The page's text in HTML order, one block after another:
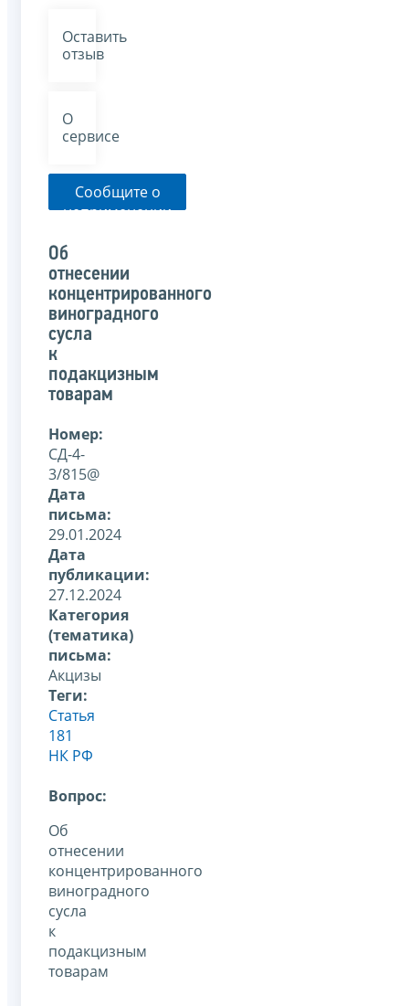
Оставить
отзыв
О
сервисе
Сообщите о
неприменении
указанного
письма
Об
отнесении
концентрированного
виноградного
сусла
к
подакцизным
товарам
Номер:
СД-4-
3/815@
Дата
письма:
29.01.2024
Дата
публикации:
27.12.2024
Категория
(тематика)
письма:
Акцизы
Теги:
Статья
181
НК РФ
Вопрос:
Об
отнесении
концентрированного
виноградного
сусла
к
подакцизным
товарам